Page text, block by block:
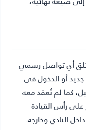
أي تواصل رسمي
أو الدخول في
كما لم تُعقد معه
رأس القيادة
النادي وخارجه.